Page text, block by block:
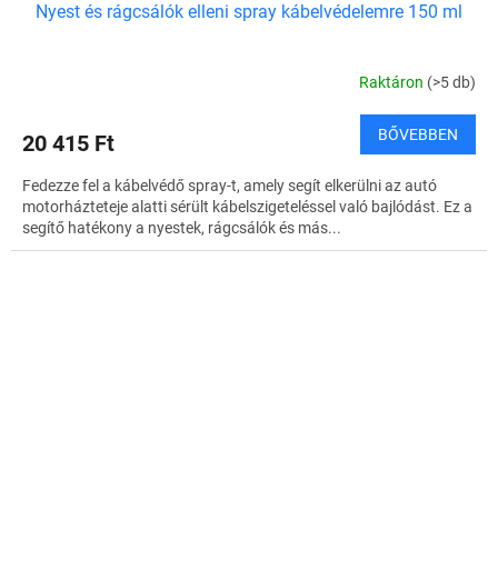
Nyest és rágcsálók elleni spray kábelvédelemre 150 ml
Raktáron (>5 db)
20 415 Ft BŐVEBBEN
Fedezze fel a kábelvédő spray-t, amely segít elkerülni az autó
motorházteteje alatti sérült kábelszigeteléssel való bajlódást. Ez a
segítő hatékony a nyestek, rágcsálók és más...